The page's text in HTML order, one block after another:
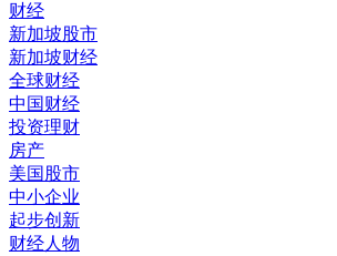
财经
新加坡股市
新加坡财经
全球财经
中国财经
投资理财
房产
美国股市
中小企业
起步创新
财经人物